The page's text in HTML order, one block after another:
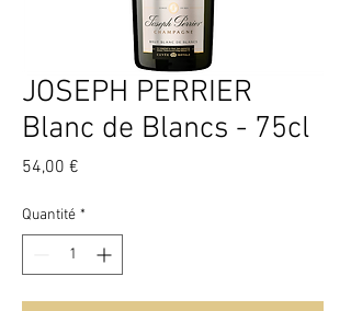
JOSEPH PERRIER
Blanc de Blancs - 75cl
54,00 €
Quantité *